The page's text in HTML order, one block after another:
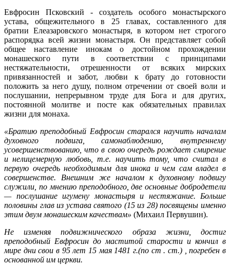
Евфросин Псковский - создатель особого монастырского
устава, общежительного в 25 главах, составленного для
братии Елеазаровского монастыря, в котором нет строгого
распорядка всей жизни монастыря. Он представляет собой
общее наставление инокам о достойном прохождении
монашеского пути в соответствии с принципами
нестяжательности, отрешенности от всяких мирских
привязанностей и забот, любви к брату до готовности
положить за него душу, полном отречении от своей воли и
послушании, непрерывном труде для Бога и для других,
постоянной молитве и посте как обязательных правилах
жизни для монаха.
«Братию преподобный Евфросин старался научить началам
духовного подвига, самонаблюдению, внутреннему
усовершенствованию, что в свою очередь рождает смирение
и нелицемерную любовь, т.е. научить тому, что считал в
первую очередь необходимым для инока и чем сам владел в
совершенстве. Внешним же началом к духовному подвигу
служили, по мнению преподобного, две основные добродетели
— послушание игумену монастыря и нестяжание. Больше
половины глав из устава святого (15 из 28) посвящены именно
этим двум монашеским качествам» (Михаил Первушин).
Не изменяя подвижнического образа жизни, достиг
преподобный Евфросин до маститой старости и кончил в
мире дни свои в 95 лет 15 мая 1481 г.(по ст . ст.) , погребен в
основанной им церкви.